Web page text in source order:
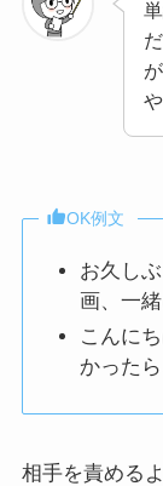
OK例文
お久し
画、一
こんに
かった
相手を責める